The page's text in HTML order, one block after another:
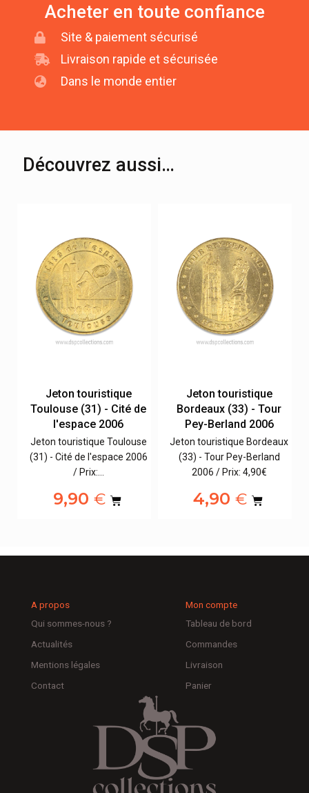
Acheter en toute confiance
Site & paiement sécurisé
Livraison rapide et sécurisée
Dans le monde entier
Découvrez aussi…
Jeton touristique
Toulouse (31) - Cité de
l'espace 2006
Jeton touristique Toulouse
(31) - Cité de l'espace 2006
/ Prix:…
9,90€
Jeton touristique
Bordeaux (33) - Tour
Pey-Berland 2006
Jeton touristique Bordeaux
(33) - Tour Pey-Berland
2006 / Prix: 4,90€
4,90€
A propos
Qui sommes-nous ?
Actualités
Mentions légales
Contact
Mon compte
Tableau de bord
Commandes
Livraison
Panier